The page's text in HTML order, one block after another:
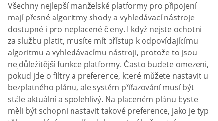
Všechny nejlepší manželské platformy pro připojení
mají přesné algoritmy shody a vyhledávací nástroje
dostupné i pro neplacené členy. I když nejste ochotni
za službu platit, musíte mít přístup k odpovídajícímu
algoritmu a vyhledávacímu nástroji, protože to jsou
nejdůležitější funkce platformy. Často budete omezeni,
pokud jde o filtry a preference, které můžete nastavit u
bezplatného plánu, ale systém přiřazování musí být
stále aktuální a spolehlivý. Na placeném plánu byste
měli být schopni nastavit takové preference, jako je typ